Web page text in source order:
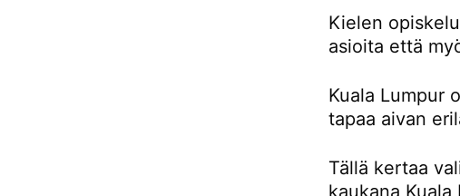
Kielen
asioita että
Kuala Lumpur
tapaa aivan
Tällä kertaa
kaukana